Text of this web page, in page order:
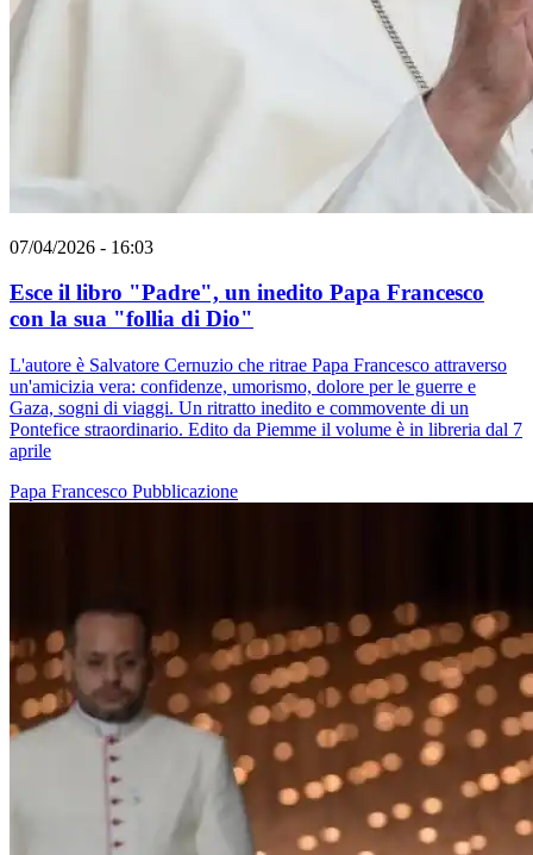
07/04/2026 - 16:03
Esce il libro "Padre", un inedito Papa Francesco
con la sua "follia di Dio"
L'autore è Salvatore Cernuzio che ritrae Papa Francesco attraverso
un'amicizia vera: confidenze, umorismo, dolore per le guerre e
Gaza, sogni di viaggi. Un ritratto inedito e commovente di un
Pontefice straordinario. Edito da Piemme il volume è in libreria dal 7
aprile
Papa Francesco Pubblicazione